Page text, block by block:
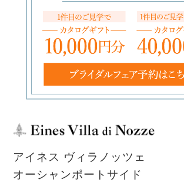
アイネス ヴィラノッツェ
オーシャンポートサイド